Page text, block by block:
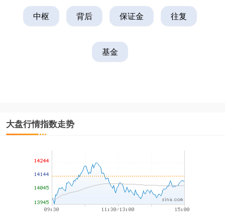
中枢 背后 保证金 往复
基金
大盘行情指数走势
上证综指 3900.35 +21.92 +0.57%